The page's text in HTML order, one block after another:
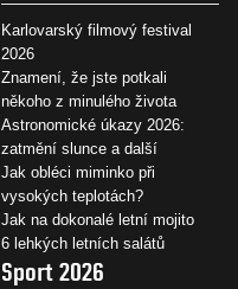
Karlovarský filmový festival
2026
Znamení, že jste potkali
někoho z minulého života
Astronomické úkazy 2026:
zatmění slunce a další
Jak obléci miminko při
vysokých teplotách?
Jak na dokonalé letní mojito
6 lehkých letních salátů
Sport 2026